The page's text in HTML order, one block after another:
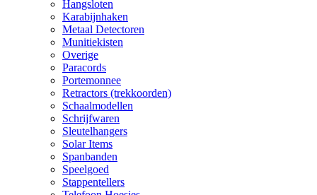
Hangsloten
Karabijnhaken
Metaal Detectoren
Munitiekisten
Overige
Paracords
Portemonnee
Retractors (trekkoorden)
Schaalmodellen
Schrijfwaren
Sleutelhangers
Solar Items
Spanbanden
Speelgoed
Stappentellers